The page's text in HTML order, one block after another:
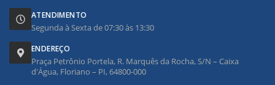
ATENDIMENTO
Segunda à Sexta de 07:30 às 13:30
ENDEREÇO
Praça Petrônio Portela, R. Marquês da Rocha, S/N – Caixa
d'Água, Floriano – PI, 64800-000